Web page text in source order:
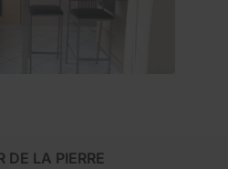
DE LA PIERRE